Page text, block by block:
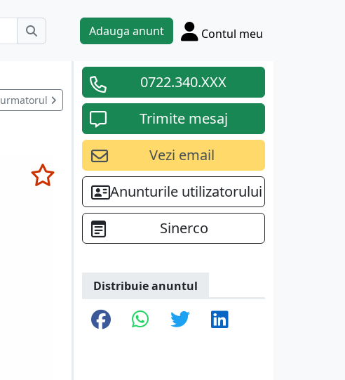
Adauga anunt Contul meu
urmatorul
0722.340.XXX
Trimite mesaj
Vezi email
Anunturile utilizatorului
Sinerco
Distribuie anuntul